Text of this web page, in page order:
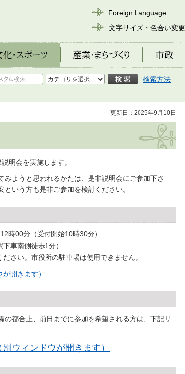
Foreign Language
文字サイズ・色合い変更
ポーツ 産業・まちづくり 市政
検索方法
更新日：2025年9月10日
明会を実施します。
ようと思われるかたは、是非説明会にご参加下さ
いう方も是非ご参加を検討ください。
時00分（受付開始10時30分）
車南側徒歩1分）
さい。市役所の駐車場は使用できません。
開きます）
都合上、前日までに参加を希望される方は、下記リ
ウィンドウが開きます）